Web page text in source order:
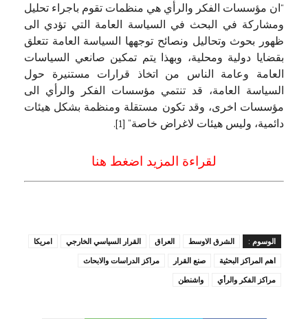
“ان مؤسسات الفكر والرأي هي منظمات تقوم باجراء تحليل
ومشاركة في البحث في السياسة العامة التي تؤدي الى
ظهور بحوث وتحاليل ونصائح توجهها السياسة العامة تتعلق
بقضايا دولية ومحلية، وبهذا يتم تمكين صانعي السياسات
العامة وعامة الناس من اتخاذ قرارات مستنيرة حول
السياسة العامة، قد تنتمي مؤسسات الفكر والرأي الى
مؤسسات اخرى، وقد تكون مستقلة ومنظمة بشكل هيئات
دائمية، وليس هيئات لاغراض خاصة” [1].
لقراءة المزيد اضغط هنا
الوسوم : الشرق الاوسط العراق القرار السياسي الخارجي
امريكا
اهم المراكز البحثية
صنع القرار
مراكز الدراسات والابحاث
مراكز الفكر والرأي
واشنطن